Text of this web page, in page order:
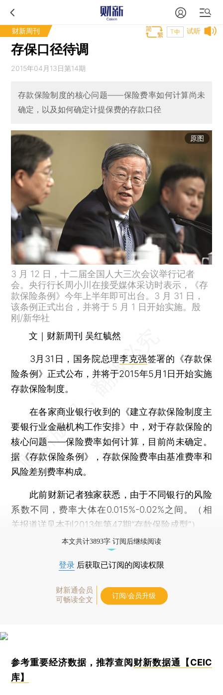
财新周刊 试听
T中
存保口径待调
2015年04月13日第14期
存款保险制度的核心问题——保险费率如何计算尚未
确定，以及如何确定计提保费的存款口径
原图
3 月 12 日，十二届全国人大三次会议举行记者
会。央行行长周小川在接受媒体采访时表示，《存
款保险条例》今年上半年即可出台。3 月 31 日，
该条例正式出台，并将于 5 月 1 日开始实施。殷
刚/新华社
文｜财新周刊 吴红毓然
3月31日，国务院总理李克强签署的《存款保
险条例》正式公布，并将于2015年5月1日开始实施
存款保险制度。
在各家商业银行收到的《建立存款保险制度主
要银行业金融机构工作安排》中，对于存款保险的
核心问题——保险费率如何计算，目前尚未确定。
据《存款保险条例》，存款保险费率由基准费率和
风险差别费率构成。
此前财新记者独家获悉，由于不同银行的风险
系数不同，费率大体在0.015%-0.02%之间。（相
关报道详见本刊2013年第47期“存款保险成型”）
本文共计3893字 订阅后继续阅读
登录 后获取已订阅的阅读权限
财新通会员
可畅读全文
订阅/会员升级
参考重要经济数据，推荐查阅财新数据通【CEIC
库】